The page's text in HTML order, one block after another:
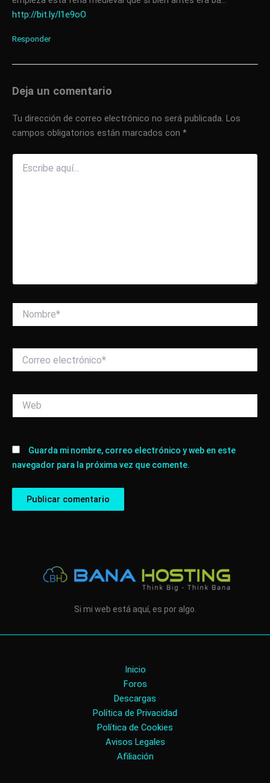
http://bit.ly/l1e9oO
Responder
Deja un comentario
Tu dirección de correo electrónico no será publicada. Los
campos obligatorios están marcados con *
Escribe
aquí...
electrónico*
Guarda mi nombre, correo electrónico y web en este
navegador para la próxima vez que comente.
Si mi web está aquí, es por algo.
Inicio
Foros
Descargas
Política de Privacidad
Política de Cookies
Avisos Legales
Afiliación